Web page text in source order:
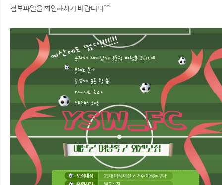
첨부파일을 확인하시기 바랍니다^^